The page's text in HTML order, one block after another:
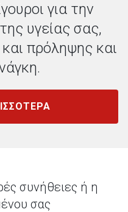
για την
υγείας σας,
πρόληψης και
συνήθειες ή η
σας